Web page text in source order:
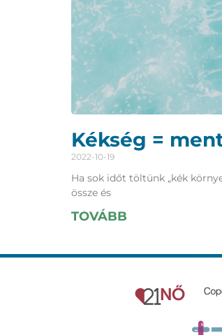
Kékség =
2022-10-19
Ha sok időt töltünk „kék
össze és
TOVÁBB